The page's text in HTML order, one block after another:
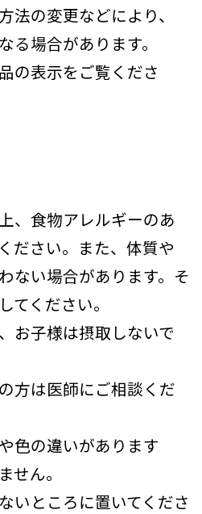
の変更などにより、
る場合があります。
の表示をご覧くださ
、食物アレルギーのあ
ださい。また、体質や
ない場合があります。そ
てください。
お子様は摂取しないで
方は医師にご相談くだ
色の違いがあります
せん。
いところに置いてくださ